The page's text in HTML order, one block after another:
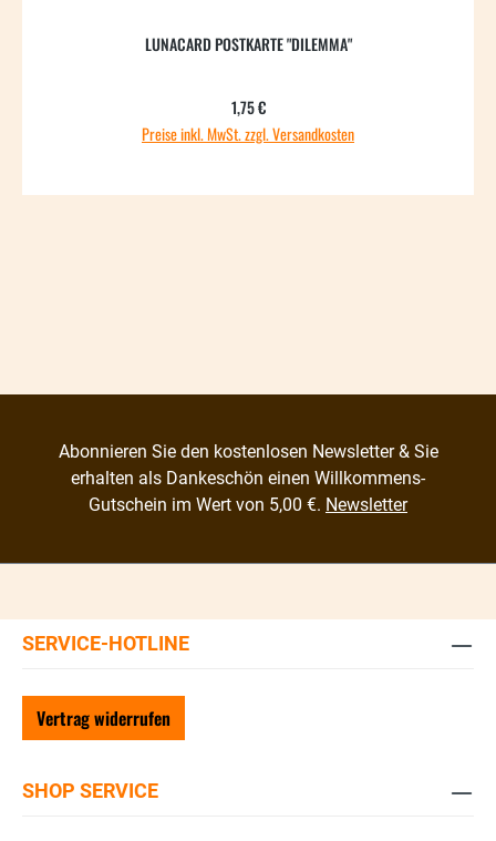
LUNACARD POSTKARTE "DILEMMA"
Regulärer Preis:
1,75 €
Preise inkl. MwSt. zzgl. Versandkosten
Abonnieren Sie den kostenlosen Newsletter & Sie
erhalten als Dankeschön einen Willkommens-
Gutschein im Wert von 5,00 €. Newsletter
SERVICE-HOTLINE
Vertrag widerrufen
SHOP SERVICE